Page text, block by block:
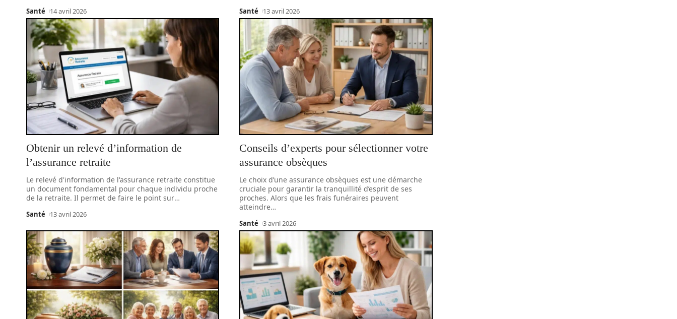
Santé 14 avril 2026 Santé 13 avril 2026
Obtenir un relevé d’information de
l’assurance retraite
Le relevé d'information de l'assurance retraite constitue
un document fondamental pour chaque individu proche
de la retraite. Il permet de faire le point sur…
Santé 13 avril 2026
Conseils d’experts pour sélectionner votre
assurance obsèques
Le choix d’une assurance obsèques est une démarche
cruciale pour garantir la tranquillité d’esprit de ses
proches. Alors que les frais funéraires peuvent
atteindre…
Santé 3 avril 2026